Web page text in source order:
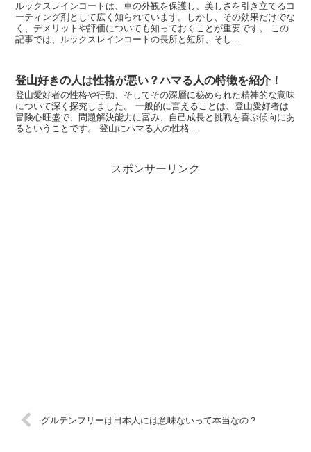
ルックスレインコートは、車の外観を保護し、美しさを引き立てるコ
ーティング剤として広く知られています。しかし、その効果だけでな
く、デメリットや評価についても知っておくことが重要です。 この
記事では、ルックスレインコートの長所と短所、そし...
登山好きの人は性格が悪い？ハマる人の特徴を紹介！
登山愛好者の性格や行動、そしてその深層に秘められた精神的な意味
について深く探究しました。 一般的に言えることは、登山愛好者は
冒険心旺盛で、問題解決能力に富み、自己成長と挑戦を喜ぶ傾向にあ
るということです。 登山にハマる人の性格...
スポンサーリンク
グルテンフリーは日本人には意味ないって本当なの？